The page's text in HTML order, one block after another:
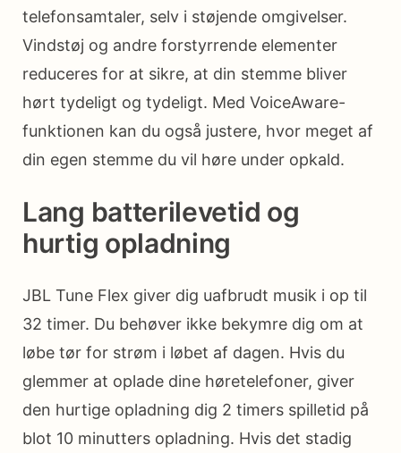
telefonsamtaler, selv i støjende omgivelser.
Vindstøj og andre forstyrrende elementer
reduceres for at sikre, at din stemme bliver
hørt tydeligt og tydeligt. Med VoiceAware-
funktionen kan du også justere, hvor meget af
din egen stemme du vil høre under opkald.
Lang batterilevetid og
hurtig opladning
JBL Tune Flex giver dig uafbrudt musik i op til
32 timer. Du behøver ikke bekymre dig om at
løbe tør for strøm i løbet af dagen. Hvis du
glemmer at oplade dine høretelefoner, giver
den hurtige opladning dig 2 timers spilletid på
blot 10 minutters opladning. Hvis det stadig